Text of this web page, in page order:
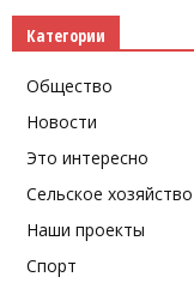
Категории
Общество
Новости
Это интересно
Сельское хозяйство
Наши проекты
Спорт